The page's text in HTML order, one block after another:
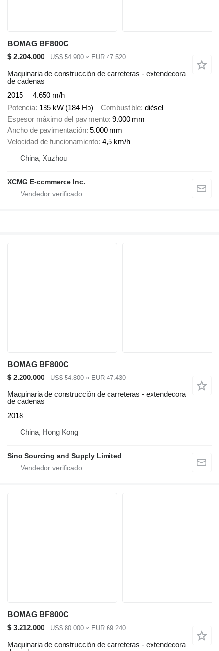
BOMAG BF800C
$ 2.204.000
US$ 54.900 ≈ EUR 47.520
Maquinaria de construcción de carreteras - extendedora
de cadenas
2015
4.650 m/h
Potencia 135 kW (184 Hp) Combustible diésel
Espesor máximo del pavimento 9.000 mm
Ancho de pavimentación 5.000 mm
Velocidad de funcionamiento 4,5 km/h
China, Xuzhou
XCMG E-commerce Inc.
BOMAG BF800C
$ 2.200.000
US$ 54.800 ≈ EUR 47.430
Maquinaria de construcción de carreteras - extendedora
de cadenas
2018
China, Hong Kong
Sino Sourcing and Supply Limited
BOMAG BF800C
$ 3.212.000
US$ 80.000 ≈ EUR 69.240
Maquinaria de construcción de carreteras - extendedora